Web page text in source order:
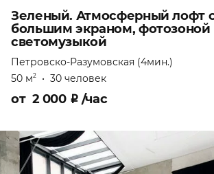
Зеленый. Атмосферный лофт
большим экраном, фотозоной
светомузыкой
Петровско-Разумовская (4мин.)
50 м2 • 30 человек
от 2 000 ₽ /час